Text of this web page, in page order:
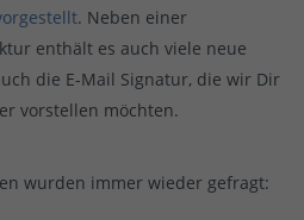
. Neben einer
enthält es auch viele neue
die E-Mail Signatur, die wir Dir
vorstellen möchten.
wurden immer wieder gefragt: